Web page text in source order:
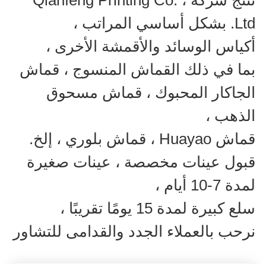
Ltd. بشكل أساسي المراتب ،
أكياس الوسائد والأقمشة الأخرى ،
بما في ذلك القماش المنسوج ، قماش
الجاكار المحبوك ، قماش مسحوق
الذهب ،
قماش Huayao ، قماش بلوري ، إلخ.
قبول عينات مخصصة ، عينات صغيرة
لمدة 7-10 أيام ،
سلع كبيرة لمدة 15 يومًا تقريبًا ،
نرحب بالعملاء الجدد والقدامى للتشاور